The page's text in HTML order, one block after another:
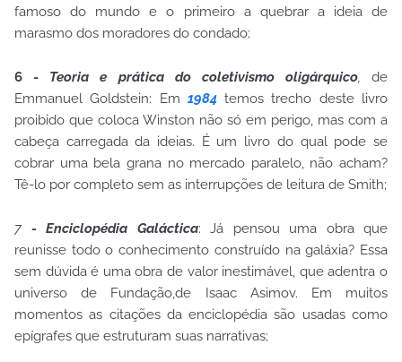
famoso do mundo e o primeiro a quebrar a ideia de
marasmo dos moradores do condado;
6 - Teoria e prática do coletivismo oligárquico, de
Emmanuel Goldstein: Em 1984temos trecho deste livro
proibido que coloca Winston não só em perigo, mas com a
cabeça carregada da ideias. É um livro do qual pode se
cobrar uma bela grana no mercado paralelo, não acham?
Tê-lo por completo sem as interrupções de leitura de Smith;
7 - Enciclopédia Galáctica: Já pensou uma obra que
reunisse todo o conhecimento construído na galáxia? Essa
sem dúvida é uma obra de valor inestimável, que adentra o
universo de Fundação,de Isaac Asimov. Em muitos
momentos as citações da enciclopédia são usadas como
epígrafes que estruturam suas narrativas;